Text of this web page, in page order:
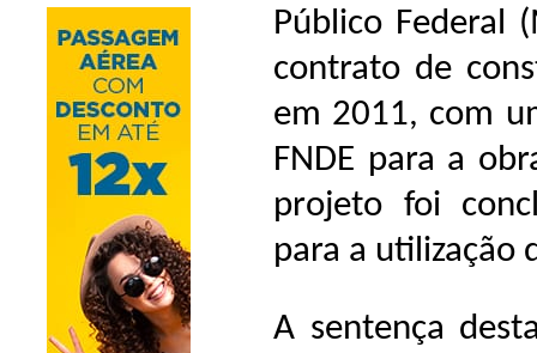
Público Federal
contrato de
em 2011, com
FNDE para a
projeto foi
para a utilização
A sentença